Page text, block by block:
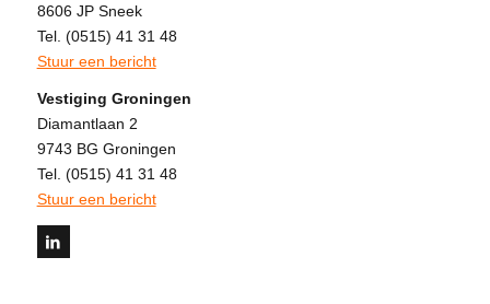
8606 JP Sneek
Tel. (0515) 41 31 48
Stuur een bericht
Vestiging Groningen
Diamantlaan 2
9743 BG Groningen
Tel. (0515) 41 31 48
Stuur een bericht